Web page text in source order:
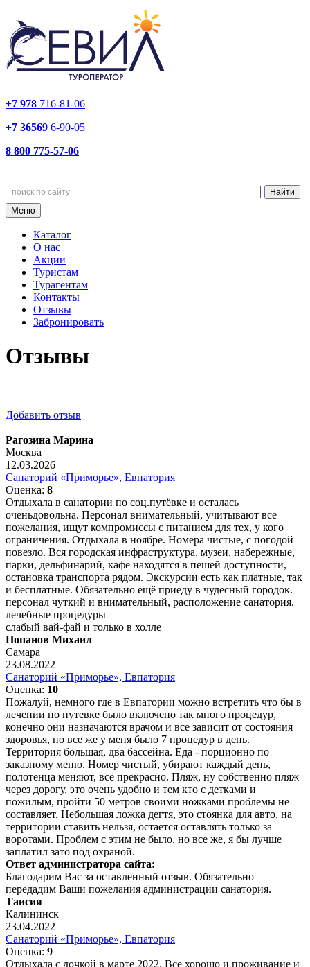
+7 978 716-81-06
+7 36569 6-90-05
8 800 775-57-06
Меню
Каталог
О нас
Акции
Туристам
Турагентам
Контакты
Отзывы
Забронировать
Отзывы
Добавить отзыв
Рагозина Марина
Москва
12.03.2026
Санаторий «Приморье», Евпатория
Оценка: 8
Отдыхала в санатории по соц.путёвке и осталась
оченьдовольна. Персонал внимательный, учитывают все
пожелания, ищут компромиссы с питанием для тех, у кого
ограничения. Отдыхала в ноябре. Номера чистые, с погодой
повезло. Вся городская инфраструктура, музеи, набережные,
парки, дельфинарий, кафе находятся в пешей доступности,
остановка транспорта рядом. Экскурсии есть как платные, так
и бесплатные. Обязательно ещё приеду в чудесный городок.
персонал чуткий и внимательный, расположение санатория,
лечебные процедуры
слабый вай-фай и только в холле
Попанов Михаил
Самара
23.08.2022
Санаторий «Приморье», Евпатория
Оценка: 10
Пожалуй, немного где в Евпатории можно встретить что бы в
лечении по путевке было включено так много процедур,
конечно они назначаются врачом и все зависит от состояния
здоровья, но все же у меня было 7 процедур в день.
Территория большая, два бассейна. Еда - порционно по
заказному меню. Номер чистый, убирают каждый день,
полотенца меняют, всё прекрасно. Пляж, ну собственно пляж
через дорогу, это очень удобно и тем кто с детками и
пожилым, пройти 50 метров своими ножками проблемы не
составляет. Небольшая ложка дегтя, это стоянка для авто, на
территории ставить нельзя, остается оставлять только за
воротами. Проблем с этим не было, но все же, я бы лучше
заплатил зато под охраной.
Ответ администратора сайта:
Благодарим Вас за оставленный отзыв. Обязательно
передадим Ваши пожелания администрации санатория.
Таисия
Калининск
23.04.2022
Санаторий «Приморье», Евпатория
Оценка: 9
Отдыхала с дочкой в марте 2022. Все хорошо и проживание и